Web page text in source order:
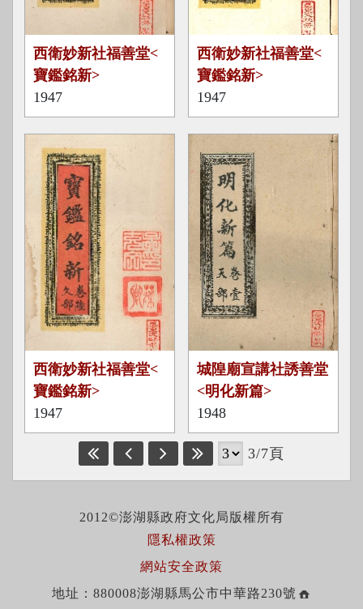
寶
鑑
銘
西衛妙新社福善堂<
寶鑑銘新>
1947
寶
鑑
銘
西衛妙新社福善堂<
寶鑑銘新>
1947
寶
鑑
銘
西衛妙新社福善堂<
寶鑑銘新>
1947
明
新
城隍廟宣講社誘善堂
<明化新篇>
1948
3/7頁
2012©澎湖縣政府文化局版權所有
隱私權政策
網站安全政策
地址：880008澎湖縣馬公市中華路230號